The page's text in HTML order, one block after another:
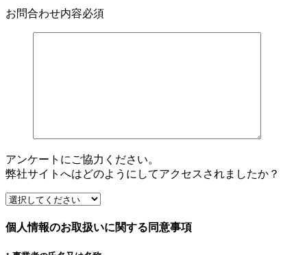
お問合わせ内容必須
アンケートにご協力ください。
弊社サイトへはどのようにしてアクセスされましたか？
個人情報のお取扱いに関する同意事項